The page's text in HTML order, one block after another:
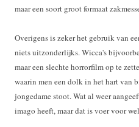
maar een soort groot formaat
Overigens is zeker het gebruik van
niets uitzonderlijks. Wicca's
maar een slechte horrorfilm op te
waarin men een dolk in het hart van
jongedame stoot. Wat al weer
imago heeft, maar dat is voer voor